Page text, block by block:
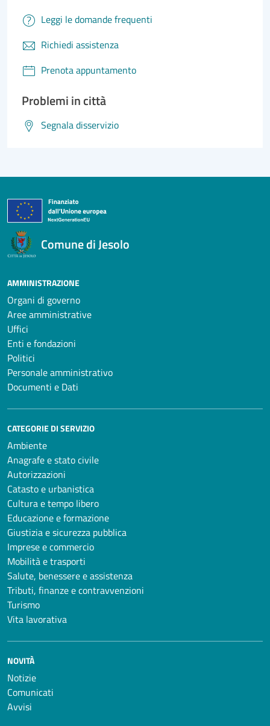
Leggi le domande frequenti
Richiedi assistenza
Prenota appuntamento
Problemi in città
Segnala disservizio
Comune di Jesolo
AMMINISTRAZIONE
Organi di governo
Aree amministrative
Uffici
Enti e fondazioni
Politici
Personale amministrativo
Documenti e Dati
CATEGORIE DI SERVIZIO
Ambiente
Anagrafe e stato civile
Autorizzazioni
Catasto e urbanistica
Cultura e tempo libero
Educazione e formazione
Giustizia e sicurezza pubblica
Imprese e commercio
Mobilità e trasporti
Salute, benessere e assistenza
Tributi, finanze e contravvenzioni
Turismo
Vita lavorativa
NOVITÀ
Notizie
Comunicati
Avvisi